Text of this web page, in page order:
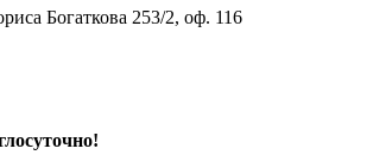
Богаткова 253/2, оф. 116